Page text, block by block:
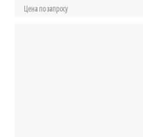
Цена по запросу